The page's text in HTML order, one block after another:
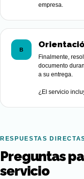
empresa.
B
Finalmente,
documento
a su entrega.
¿El servicio
RESPUESTAS
Preguntas
servicio